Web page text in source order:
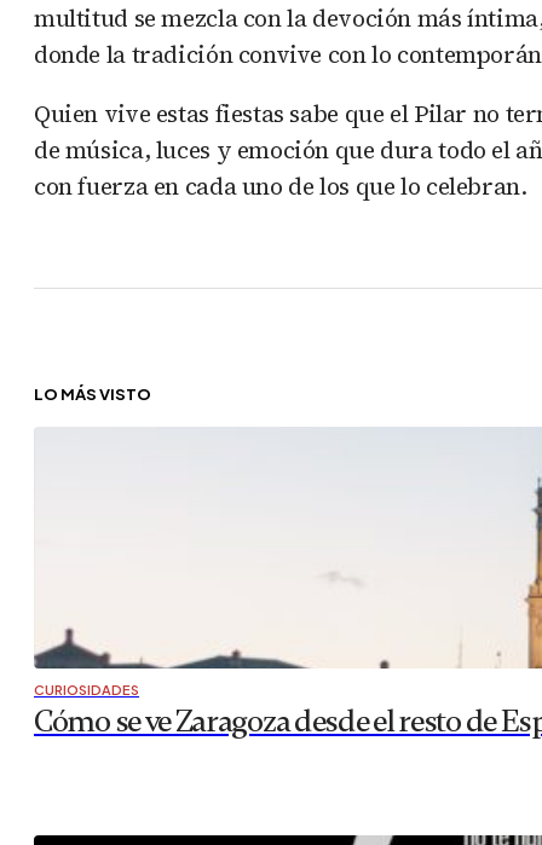
multitud se mezcla con la devoción más
donde la tradición convive con lo
Quien vive estas fiestas sabe que el Pilar no
de música, luces y emoción que dura todo el
con fuerza en cada uno de los que lo celebran.
LO MÁS VISTO
CURIOSIDADES
Cómo se ve Zaragoza desde el resto de